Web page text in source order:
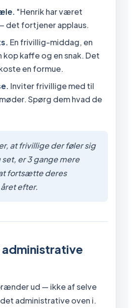
"Henrik har været
det fortjener applaus.
En frivillig-middag, en
kop kaffe og en snak. Det
en formue.
Inviter frivillige med til
Spørg dem hvad de
at frivillige der føler sig
er 3 gange mere
fortsætte deres
efter.
administrative
ud — ikke af selve
administrative oven i.